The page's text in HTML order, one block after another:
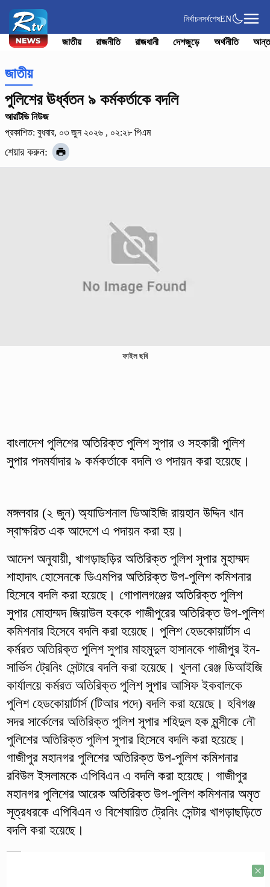
নির্বাচনসর্বশেষEN
জাতীয় রাজনীতি রাজধানী দেশজুড়ে অর্থনীতি
জাতীয়
পুলিশের ঊর্ধ্বতন ৯ কর্মকর্তাকে বদলি
আরটিভি নিউজ
প্রকাশিত: বুধবার, ০৩ জুন ২০২৬ , ০২:২৮ পিএম
শেয়ার করুন:
ফাইল ছবি
বাংলাদেশ পুলিশের অতিরিক্ত পুলিশ সুপার ও সহকারী পুলিশ
সুপার পদমর্যাদার ৯ কর্মকর্তাকে বদলি ও পদায়ন করা হয়েছে।
‎মঙ্গলবার (২ জুন) অ্যাডিশনাল ডিআইজি রায়হান উদ্দিন খান
স্বাক্ষরিত এক আদেশে এ পদায়ন করা হয়।
আদেশ অনুযায়ী, খাগড়াছড়ির অতিরিক্ত পুলিশ সুপার মুহাম্মদ
শাহাদাৎ হোসেনকে ডিএমপির অতিরিক্ত উপ-পুলিশ কমিশনার
হিসেবে বদলি করা হয়েছে। গোপালগঞ্জের অতিরিক্ত পুলিশ
সুপার মোহাম্মদ জিয়াউল হককে গাজীপুরের অতিরিক্ত উপ-পুলিশ
কমিশনার হিসেবে বদলি করা হয়েছে। পুলিশ হেডকোয়ার্টাস এ
কর্মরত অতিরিক্ত পুলিশ সুপার মাহমুদুল হাসানকে গাজীপুর ইন-
সার্ভিস ট্রেনিং সেন্টারে বদলি করা হয়েছে। খুলনা রেঞ্জ ডিআইজি
কার্যালয়ে কর্মরত অতিরিক্ত পুলিশ সুপার আসিফ ইকবালকে
পুলিশ হেডকোয়ার্টার্স (টিআর পদে) বদলি করা হয়েছে। হবিগঞ্জ
সদর সার্কেলের অতিরিক্ত পুলিশ সুপার শহিদুল হক মুন্সীকে নৌ
পুলিশের অতিরিক্ত পুলিশ সুপার হিসেবে বদলি করা হয়েছে।
গাজীপুর মহানগর পুলিশের অতিরিক্ত উপ-পুলিশ কমিশনার
রবিউল ইসলামকে এপিবিএন এ বদলি করা হয়েছে। গাজীপুর
মহানগর পুলিশের আরেক অতিরিক্ত উপ-পুলিশ কমিশনার অমৃত
সূত্রধরকে এপিবিএন ও বিশেষায়িত ট্রেনিং সেন্টার খাগড়াছড়িতে
বদলি করা হয়েছে।